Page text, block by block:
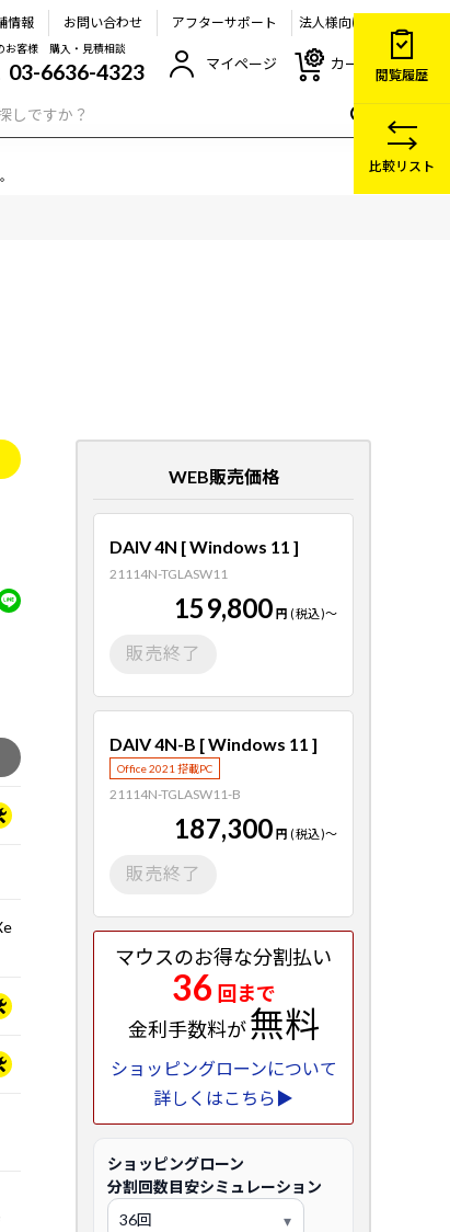
情報 お問い合わせ アフターサポート 法人様向け
お客様 購入・見積相談
03-6636-4323 マイページ カート
WEB販売価格
DAIV 4N [ Windows 11 ]
21114N-TGLASW11
159,800 円 (税込)～
販売終了
DAIV 4N-B [ Windows 11 ]
Office 2021 搭載PC
21114N-TGLASW11-B
187,300 円 (税込)～
販売終了
マウスのお得な分割払い
36 回まで
金利手数料が無料
ショッピングローンについて
詳しくはこちら▶
ショッピングローン
分割回数目安シミュレーション
閲覧履歴
比較リスト